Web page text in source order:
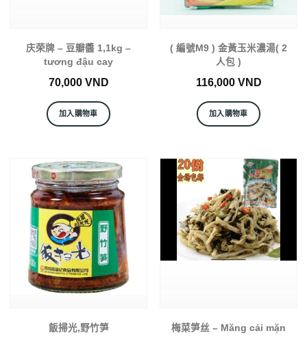
庆荣牌 – 豆瓣醬 1,1kg –
tương đậu cay
70,000 VND
加入購物車
( 編號M9 ) 金黃玉米濃湯( 2
人包 )
116,000 VND
加入購物車
飯掃光,野竹笋 梅菜笋丝 – Măng cải mặn